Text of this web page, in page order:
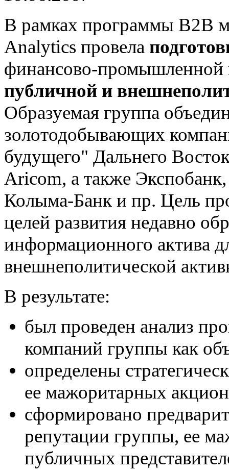
В рамках программы B2B
Analytics провела
финансово-
публичной и
Образуемая группа
золотодобывающих
будущего" Дальнего
Aricom, а также
Колыма-Банк и пр. Цель
целей развития недавно
информационного актива
внешнеполитической
В результате:
был проведен анализ
компаний группы как
определены
ее мажоритарных
сформировано
репутации группы, ее
публичных